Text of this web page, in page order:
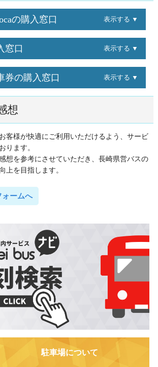
の購入窓口 表示する ▼
窓口 表示する ▼
券の購入窓口 表示する ▼
想
客様が快適にご利用いただけるよう、サービ
ります。
想を参考にさせていただき、長崎県営バスの
上を目指します。
ォームへ
駐車場について